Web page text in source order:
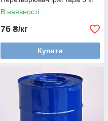
В наявності
76 ₴/кг
Купити